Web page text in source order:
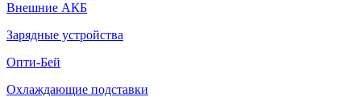
Внешние АКБ
Зарядные устройства
Опти-Бей
Охлаждающие подставки